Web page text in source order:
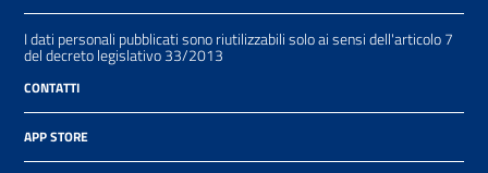
I dati personali pubblicati sono riutilizzabili solo ai sensi dell'articolo 7
del decreto legislativo 33/2013
CONTATTI
APP STORE